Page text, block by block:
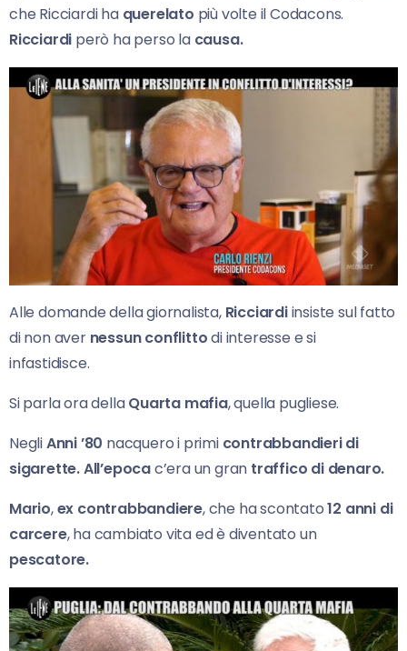
che Ricciardi haquerelato più volte il Codacons.
Ricciardi però ha perso la causa.
Alle domande della giornalista, Ricciardiinsiste sul fatto
di non avernessun conflittodi interesse e si
infastidisce.
Si parla ora dellaQuarta mafia, quella pugliese.
NegliAnni ’80 nacquero i primi contrabbandieri di
sigarette. All’epocac’era un gran traffico di denaro.
Mario,ex contrabbandiere, che ha scontato12 anni di
carcere, ha cambiato vita ed è diventato un
pescatore.